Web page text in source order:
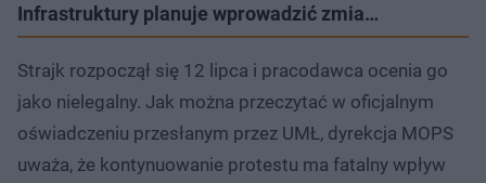
Infrastruktury planuje wprowadzić zmia…
Strajk rozpoczął się 12 lipca i pracodawca ocenia go
jako nielegalny. Jak można przeczytać w oficjalnym
oświadczeniu przesłanym przez UMŁ, dyrekcja MOPS
uważa, że kontynuowanie protestu ma fatalny wpływ